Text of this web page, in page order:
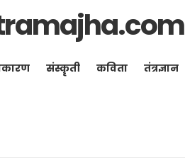
संस्कॄती कविता तंत्रज्ञान